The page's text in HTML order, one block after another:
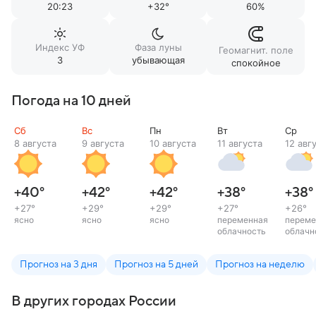
20:23
+32°
60%
Индекс УФ
3
Фаза луны
убывающая
Геомагнит. поле
спокойное
Погода на 10 дней
Сб
8 августа
+40°
+27°
ясно
Вс
9 августа
+42°
+29°
ясно
Пн
10 августа
+42°
+29°
ясно
Вт
11 августа
+38°
+27°
переменная
облачность
Ср
12
+38°
+26°
Прогноз на 3 дня Прогноз на 5 дней Прогноз на неделю
В других городах России